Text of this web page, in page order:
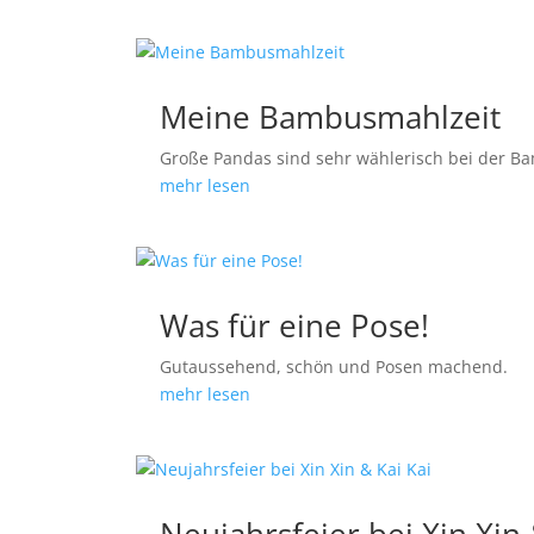
Meine Bambusmahlzeit
Große Pandas sind sehr wählerisch bei der
mehr lesen
Was für eine Pose!
Gutaussehend, schön und Posen machend.
mehr lesen